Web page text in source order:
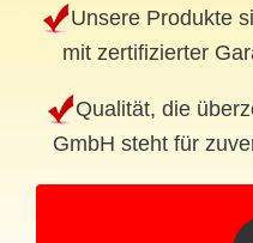
Unsere Produkte
mit zertifizierter
Qualität, die
GmbH steht für